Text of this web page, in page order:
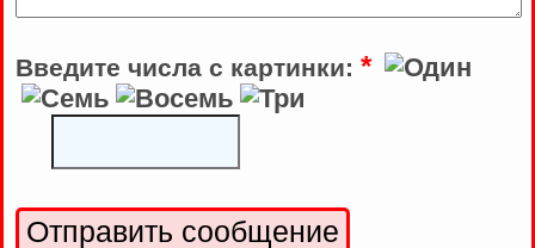
Введите числа с картинки: *